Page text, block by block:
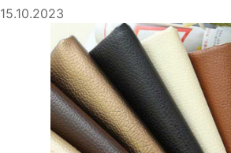
15.10.2023